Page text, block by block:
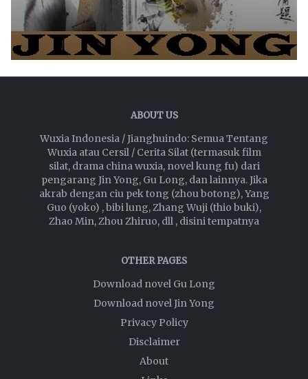
ABOUT US
Wuxia Indonesia / Jianghuindo: Semua Tentang
Wuxia atau Cersil / Cerita Silat (termasuk film
silat, drama china wuxia, novel kung fu) dari
pengarang Jin Yong, Gu Long, dan lainnya. Jika
akrab dengan ciu pek tong (zhou botong), Yang
Guo (yoko) , bibi lung, Zhang Wuji (thio buki),
Zhao Min, Zhou Zhiruo, dll , disini tempatnya
OTHER PAGES
Download novel Gu Long
Download novel Jin Yong
Privacy Policy
Disclaimer
About